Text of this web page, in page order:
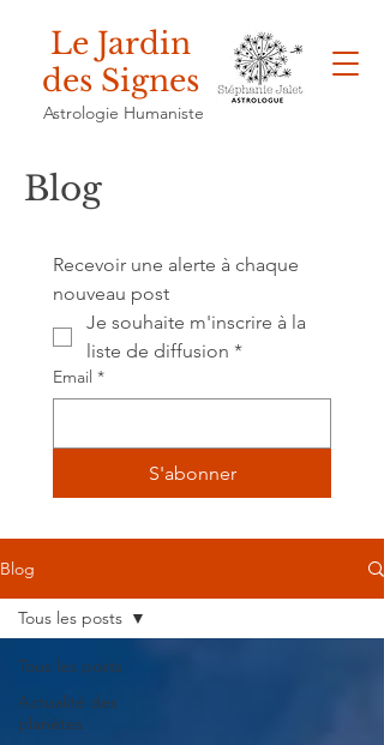
Le Jardin
des Signes
Astrologie Humaniste
Blog
Recevoir une alerte à chaque
nouveau post
Je souhaite m'inscrire à la
liste de diffusion *
Email *
S'abonner
Blog
Tous les posts
Actualité des
planètes
Tous les posts